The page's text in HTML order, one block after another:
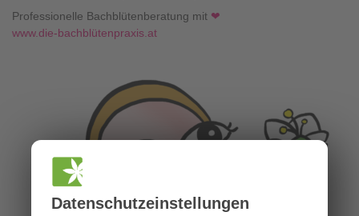
Datenschutz­einstellungen
Professionelle Bachblütenberatung mit ❤
www.die-bachblütenpraxis.at